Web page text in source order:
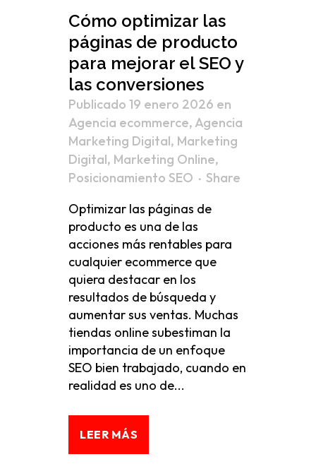
Cómo optimizar las
páginas de producto
para mejorar el SEO y
las conversiones
Publicado 19 enero 2026 en
Agencia ecommerce, Agencia
Marketing Digital, Marketing
Digital, Marketing Online,
Posicionamiento SEO
Share
Optimizar las páginas de
producto es una de las
acciones más rentables para
cualquier ecommerce que
quiera destacar en los
resultados de búsqueda y
aumentar sus ventas. Muchas
tiendas online subestiman la
importancia de un enfoque
SEO bien trabajado, cuando en
realidad es uno de...
LEER MÁS